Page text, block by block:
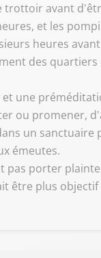
trottoir avant
et les
heures
des
une
ou promener,
un
émeutes.
pas porter
être plus